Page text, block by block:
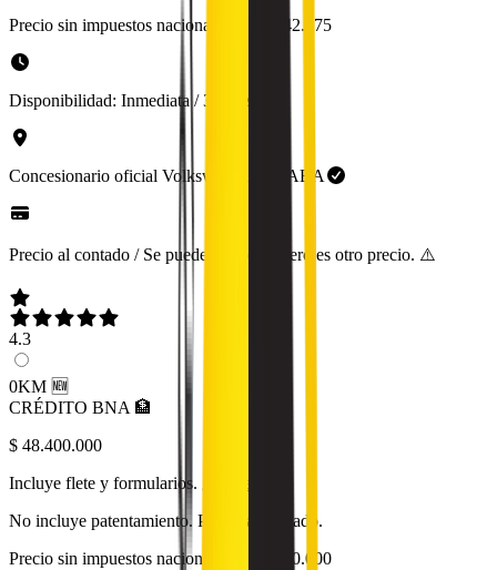
Precio sin impuestos nacionales:
$ 38.842.975
Disponibilidad: Inmediata / 30 días
Concesionario oficial Volkswagen CABA
Precio al contado / Se puede financiar, pero es otro precio. ⚠️
4.3
0KM 🆕
CRÉDITO BNA 🏦
$ 48.400.000
Incluye flete y formularios.
¿Qué es?
No incluye patentamiento. Precio al contado.
Precio sin impuestos nacionales:
$ 40.000.000